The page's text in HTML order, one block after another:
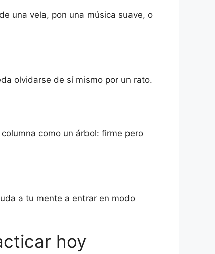
una vela, pon una música suave, o
olvidarse de sí mismo por un rato.
como un árbol: firme pero
a tu mente a entrar en modo
hoy